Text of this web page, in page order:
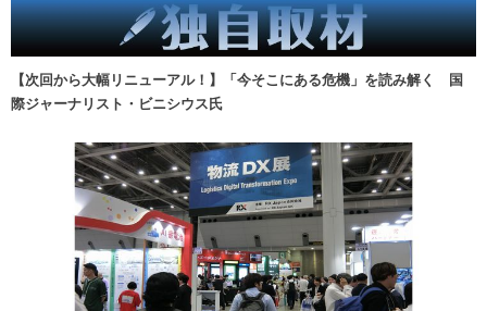
【次回から大幅リニューアル！】「今そこにある危機」を読み解く 国
際ジャーナリスト・ビニシウス氏